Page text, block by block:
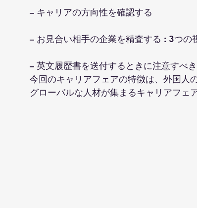
– キャリアの方向性を確認する
– お見合い相手の企業を精査する : 3つの
– 英文履歴書を送付するときに注意すべ
今回のキャリアフェアの特徴は、外国人
グローバルな人材が集まるキャリアフェ